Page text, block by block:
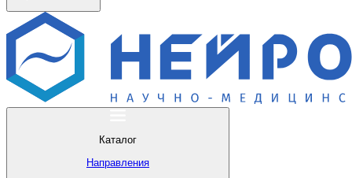
Каталог
Направления